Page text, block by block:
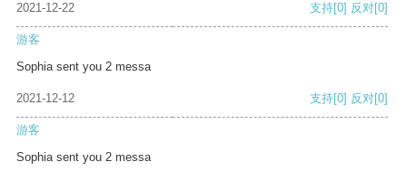
2021-12-22 支持[0] 反对[0]
游客
Sophia sent you 2 messa
2021-12-12 支持[0] 反对[0]
游客
Sophia sent you 2 messa